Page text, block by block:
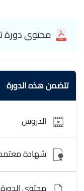
محتوى دورة
تتضمن هذه الدورة
الدروس
شهادة